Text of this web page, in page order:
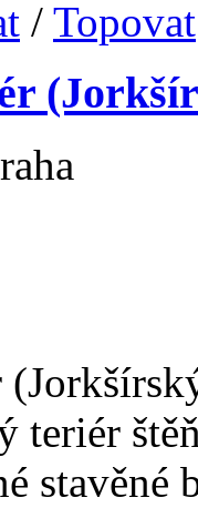
/ Topovat
teriér
stavěné